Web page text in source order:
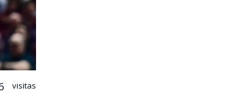
visitas